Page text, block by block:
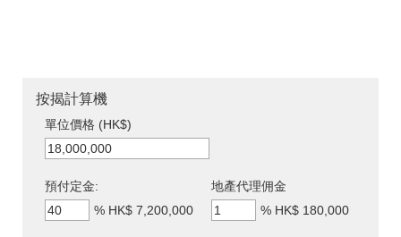
按揭計算機
單位價格 (HK$)
預付定金:
% HK$ 7,200,000
地產代理佣金
% HK$ 180,000